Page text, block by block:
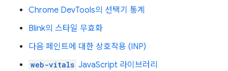
Chrome DevTools의 선택기 통계
Blink의 스타일 무효화
다음 페인트에 대한 상호작용 (INP)
web-vitals JavaScript 라이브러리